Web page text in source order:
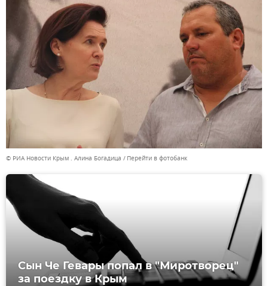
© РИА Новости Крым . Алина Богадица Перейти в фотобанк
Сын Че Гевары попал в "Миротворец"
за поездку в Крым